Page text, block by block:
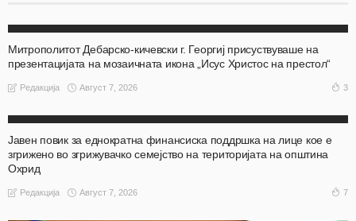
Митрополитот Дебарско-кичевски г. Георгиј присуствуваше на
презентацијата на мозаичната икона „Исус Христос на престол“
Редакција Август 7, 2026 3
Јавен повик за еднократна финансиска поддршка на лице кое е
згрижено во згрижувачко семејство на територијата на општина
Охрид
Редакција Август 7, 2026 7